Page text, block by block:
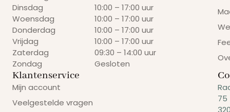
Dinsdag
Woensdag
Donderdag
Vrijdag
Zaterdag
Zondag
10:00 – 17:00 uur
10:00 – 17:00 uur
10:00 – 17:00 uur
10:00 – 17:00 uur
09:30 – 14:00 uur
Gesloten
Klantenservice
Mijn account
Veelgestelde vragen
75